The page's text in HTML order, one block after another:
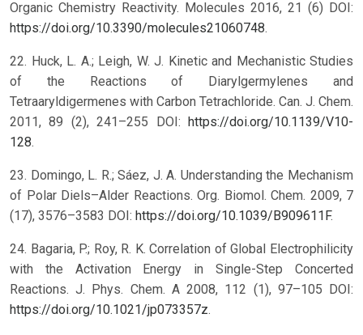
Organic Chemistry Reactivity. Molecules 2016, 21 (6) DOI:
https://doi.org/10.3390/molecules21060748.
22. Huck, L. A.; Leigh, W. J. Kinetic and Mechanistic Studies
of the Reactions of Diarylgermylenes and
Tetraaryldigermenes with Carbon Tetrachloride. Can. J. Chem.
2011, 89 (2), 241–255 DOI: https://doi.org/10.1139/V10-
128.
23. Domingo, L. R.; Sáez, J. A. Understanding the Mechanism
of Polar Diels–Alder Reactions. Org. Biomol. Chem. 2009, 7
(17), 3576–3583 DOI: https://doi.org/10.1039/B909611F.
24. Bagaria, P.; Roy, R. K. Correlation of Global Electrophilicity
with the Activation Energy in Single-Step Concerted
Reactions. J. Phys. Chem. A 2008, 112 (1), 97–105 DOI:
https://doi.org/10.1021/jp073357z.